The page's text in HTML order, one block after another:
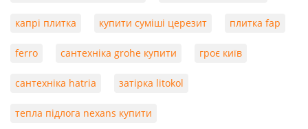
капрі плитка купити суміші церезит плитка fap
ferro сантехніка grohe купити гроє київ
сантехніка hatria затірка litokol
тепла підлога nexans купити